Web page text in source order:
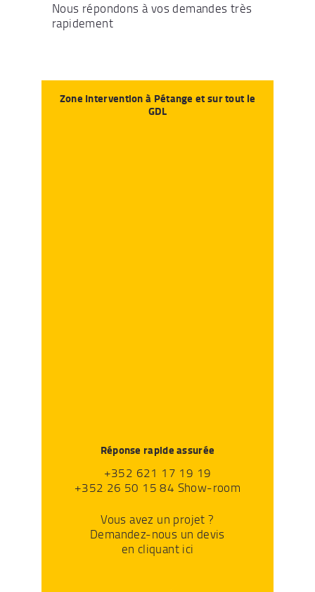
Nous répondons à vos demandes très
rapidement
Zone Intervention à Pétange et sur tout le
GDL
Réponse rapide assurée
+352 621 17 19 19
+352 26 50 15 84 Show-room
Vous avez un projet ?
Demandez-nous un devis
en cliquant ici